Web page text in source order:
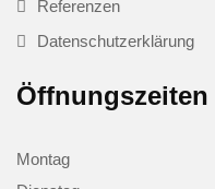
Referenzen
Datenschutzerklärung
Öffnungszeiten
Montag